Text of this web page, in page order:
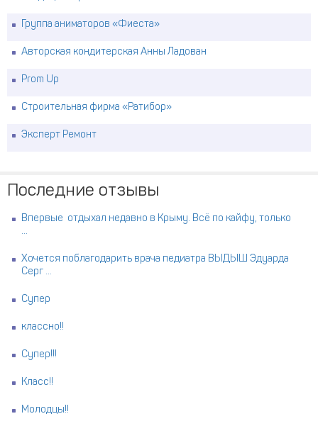
Группа аниматоров «Фиеста»
Авторская кондитерская Анны Ладован
Prom Up
Строительная фирма «Ратибор»
Эксперт Ремонт
Последние отзывы
Впервые отдыхал недавно в Крыму. Всё по кайфу, только
...
Хочется поблагодарить врача педиатра ВЫДЫШ Эдуарда
Серг ...
Супер
классно!!
Супер!!!
Класс!!
Молодцы!!